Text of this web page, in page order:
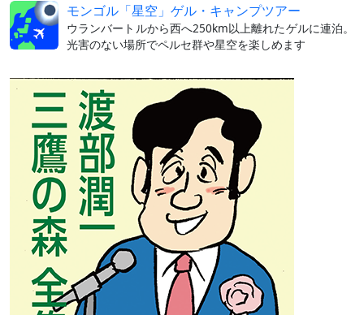
モンゴル「星空」ゲル・キャンプツアー
ウランバートルから西へ250km以上離れたゲルに連泊。
光害のない場所でペルセ群や星空を楽しめます